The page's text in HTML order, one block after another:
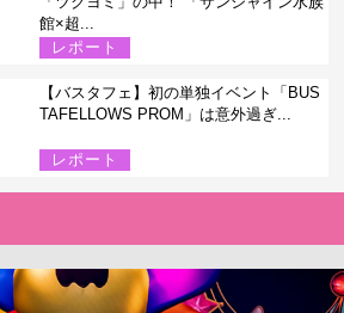
館×超...
レポート
【バスタフェ】初の単独イベント「BUS
TAFELLOWS PROM」は意外過ぎ...
レポート